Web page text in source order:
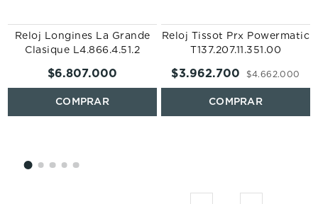
Reloj Longines La Grande
Clasique L4.866.4.51.2
$6.807.000
Reloj Tissot Prx Powermatic
T137.207.11.351.00
$4.662.000
$3.962.700